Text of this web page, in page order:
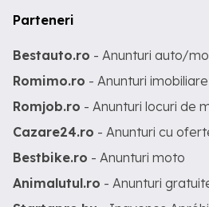
Parteneri
Bestauto.ro - Anunturi auto/
Romimo.ro - Anunturi imobiliare
Romjob.ro - Anunturi locuri de
Cazare24.ro - Anunturi cu
Bestbike.ro - Anunturi moto
Animalutul.ro - Anunturi